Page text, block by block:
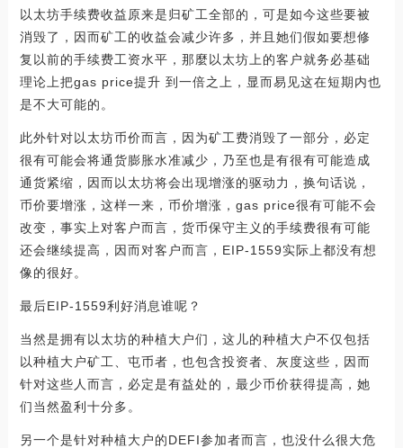
以太坊手续费收益原来是归矿工全部的，可是如今这些要被
消毁了，因而矿工的收益会减少许多，并且她们假如要想修
复以前的手续费工资水平，那麼以太坊上的客户就务必基础
理论上把gas price提升 到一倍之上，显而易见这在短期内也
是不大可能的。
此外针对以太坊币价而言，因为矿工费消毁了一部分，必定
很有可能会将通货膨胀水准减少，乃至也是有很有可能造成
通货紧缩，因而以太坊将会出现增涨的驱动力，换句话说，
币价要增涨，这样一来，币价增涨，gas price很有可能不会
改变，事实上对客户而言，货币保守主义的手续费很有可能
还会继续提高，因而对客户而言，EIP-1559实际上都没有想
像的很好。
最后EIP-1559利好消息谁呢？
当然是拥有以太坊的种植大户们，这儿的种植大户不仅包括
以种植大户矿工、屯币者，也包含投资者、灰度这些，因而
针对这些人而言，必定是有益处的，最少币价获得提高，她
们当然盈利十分多。
另一个是针对种植大户的DEFI参加者而言，也没什么很大危